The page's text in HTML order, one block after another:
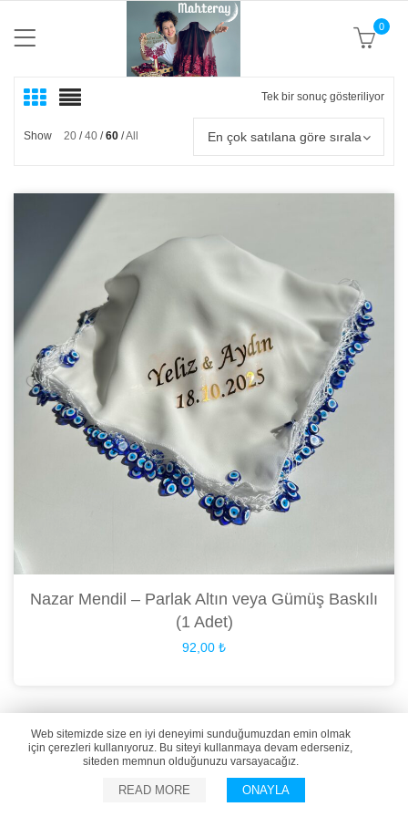
0
Tek bir sonuç gösteriliyor
Show 20 40 60 All En çok satılana göre sırala
Nazar Mendil – Parlak Altın veya Gümüş Baskılı
(1 Adet)
92,00 ₺
Web sitemizde size en iyi deneyimi sunduğumuzdan emin olmak
için çerezleri kullanıyoruz. Bu siteyi kullanmaya devam ederseniz,
siteden memnun olduğunuzu varsayacağız.
READ MORE ONAYLA